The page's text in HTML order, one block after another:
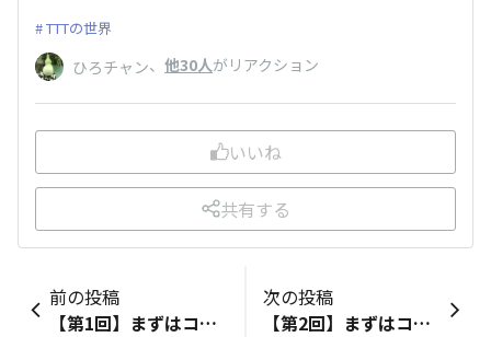
TTTの世界
ひろチャン、 他30人がリアクション
いいね
共有する
前の投稿
【第1回】まずはコレをやってみよう！
次の投稿
【第2回】まずはコレをやってみよう！